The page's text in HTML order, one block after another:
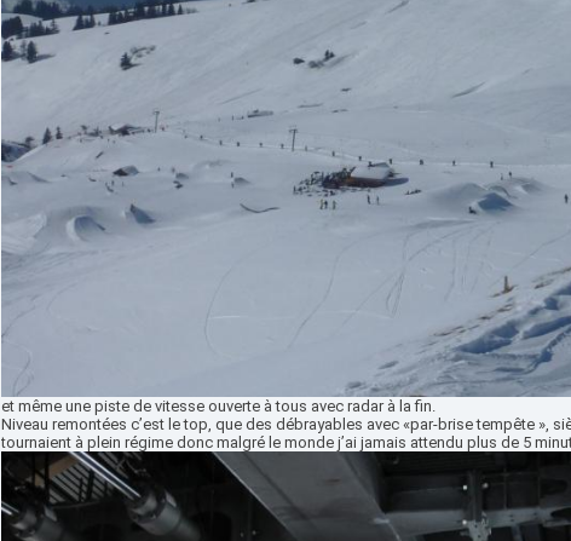
et même une piste de vitesse ouverte à tous avec radar à la fin.
Niveau remontées c’est le top, que des débrayables avec «par-brise tempête »,
tournaient à plein régime donc malgré le monde j’ai jamais attendu plus de 5